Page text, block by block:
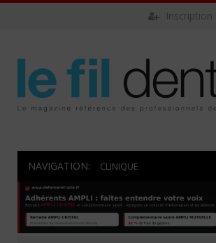
Inscription
NAVIGATION: CLINIQUE